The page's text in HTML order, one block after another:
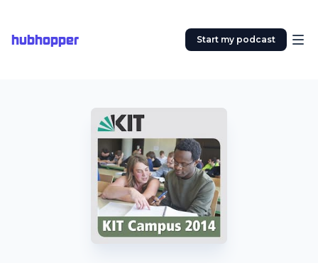
hubhopper Start my podcast